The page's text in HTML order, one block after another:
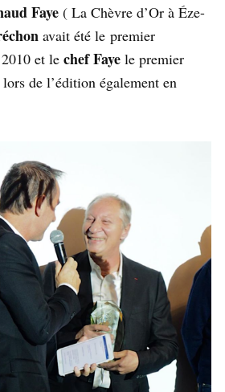
Faye ( La Chèvre d’Or à Éze-
avait été le premier
et le chef Faye le premier
de l’édition également en